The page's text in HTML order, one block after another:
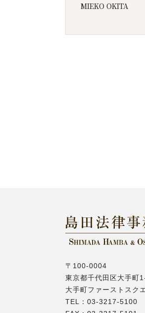
MIEKO OKITA
〒100-0004
東京都千代田区大手町
大手町ファーストスク
TEL： 03-3217-5100